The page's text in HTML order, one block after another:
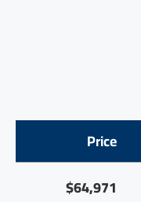
Price
$64,971